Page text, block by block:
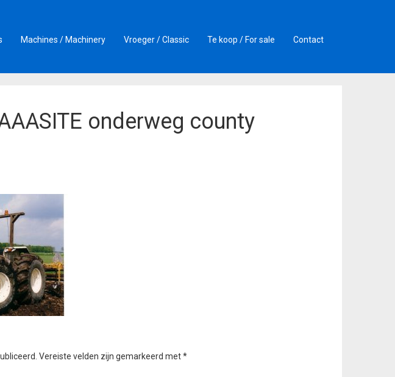
Machines / Machinery Vroeger / Classic Te koop / For sale Contact
onderweg county
Vereiste velden zijn gemarkeerd met*